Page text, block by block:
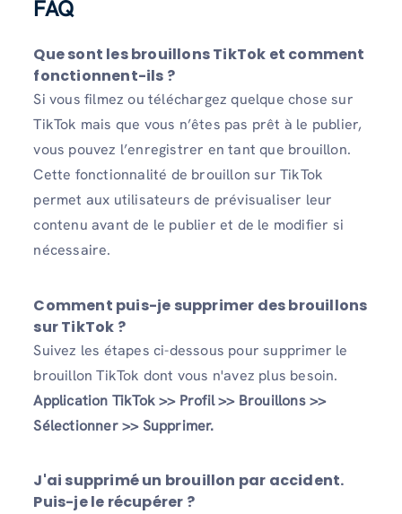
FAQ
Que sont les brouillons TikTok et comment
fonctionnent-ils ?
Si vous filmez ou téléchargez quelque chose sur
TikTok mais que vous n’êtes pas prêt à le publier,
vous pouvez l’enregistrer en tant que brouillon.
Cette fonctionnalité de brouillon sur TikTok
permet aux utilisateurs de prévisualiser leur
contenu avant de le publier et de le modifier si
nécessaire.
Comment puis-je supprimer des brouillons
sur TikTok ?
Suivez les étapes ci-dessous pour supprimer le
brouillon TikTok dont vous n'avez plus besoin.
Application TikTok >> Profil >> Brouillons >>
Sélectionner >> Supprimer.
J'ai supprimé un brouillon par accident.
Puis-je le récupérer ?